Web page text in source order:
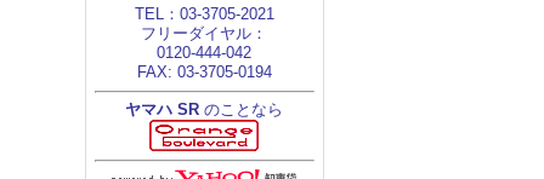
TEL：03-3705-2021
フリーダイヤル：
0120-444-042
FAX: 03-3705-0194
ヤマハ SR のことなら